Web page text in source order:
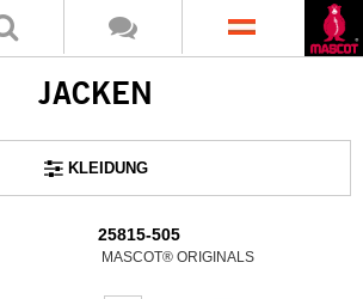
JACKEN
KLEIDUNG
25815-505
MASCOT® ORIGINALS